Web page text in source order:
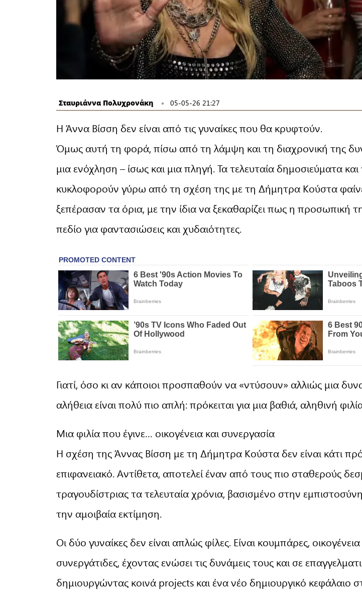
Σταυριάννα Πολυχρονάκη 05-05-26 21:27
Η Άννα Βίσση δεν είναι από τις γυναίκες που θα κρυφτούν.
Όμως αυτή τη φορά, πίσω από τη λάμψη και τη διαχρονική της
μια ενόχληση – ίσως και μια πληγή. Τα τελευταία δημοσιεύματα
κυκλοφορούν γύρω από τη σχέση της με τη Δήμητρα Κούστα
ξεπέρασαν τα όρια, με την ίδια να ξεκαθαρίζει πως η προσωπική
πεδίο για φαντασιώσεις και χυδαιότητες.
Γιατί, όσο κι αν κάποιοι προσπαθούν να «ντύσουν» αλλιώς μια
αλήθεια είναι πολύ πιο απλή: πρόκειται για μια βαθιά, αληθινή
Μια φιλία που έγινε… οικογένεια και συνεργασία
Η σχέση της Άννας Βίσση με τη Δήμητρα Κούστα δεν είναι κάτι
επιφανειακό. Αντίθετα, αποτελεί έναν από τους πιο σταθερούς
τραγουδίστριας τα τελευταία χρόνια, βασισμένο στην
την αμοιβαία εκτίμηση.
Οι δύο γυναίκες δεν είναι απλώς φίλες. Είναι κουμπάρες,
συνεργάτιδες, έχοντας ενώσει τις δυνάμεις τους και σε
δημιουργώντας κοινά projects και ένα νέο δημιουργικό κεφάλαιο